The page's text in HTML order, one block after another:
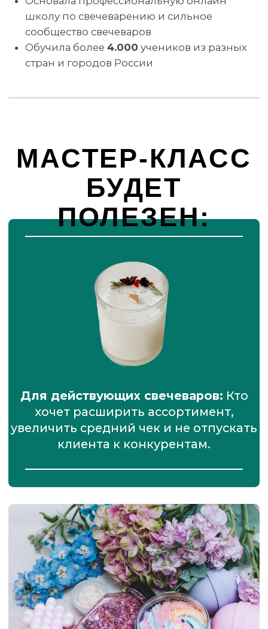
Для тех, кто уже пробовал
делать бомбочки:Но
столкнулся с тем, что они
трескаются, тонут, не шипят
или превращаются в «кашу».
WOW-эффектом и быстрой
окупаемостью.